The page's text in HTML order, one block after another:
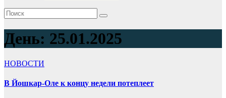
День: 25.01.2025
НОВОСТИ
В Йошкар-Оле к концу недели потеплеет